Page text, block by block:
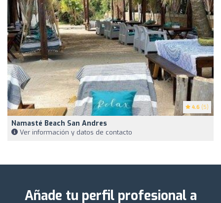
4.6 (5)
Namasté Beach San Andres
Ver información y datos de contacto
Añade tu perfil profesional a